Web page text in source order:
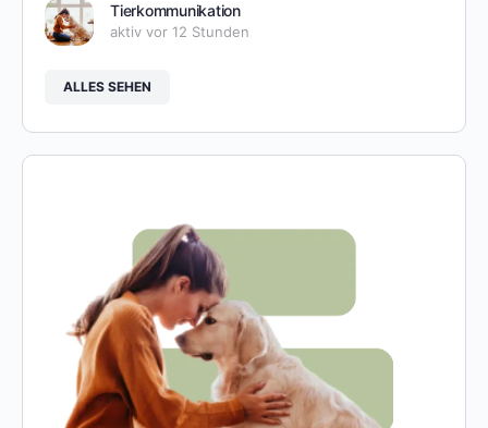
Tierkommunikation
aktiv vor 12 Stunden
ALLES SEHEN